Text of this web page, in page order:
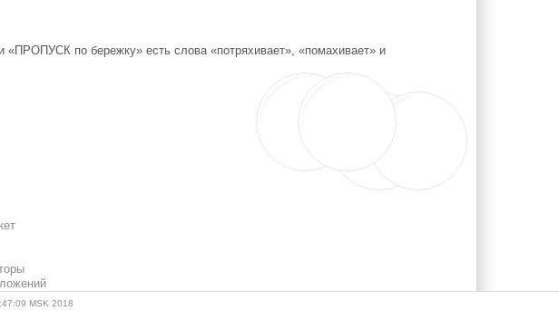
по бережку» есть слова «потряхивает», «помахивает» и
MSK 2018